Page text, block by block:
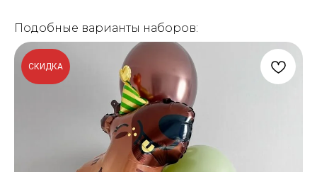
Подобные варианты наборов:
СКИДКА